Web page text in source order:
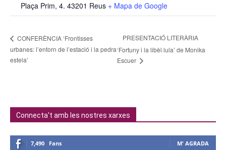
Plaça Prim, 4. 43201 Reus + Mapa de Google
CONFERÈNCIA ‘Frontisses
urbanes: l’entorn de l’estació i la pedra
estela’
PRESENTACIÓ LITERÀRIA
‘Fortuny i la libèl·lula’ de Monika
Escuer
Connecta't amb les nostres xarxes
7,490 Fans M' AGRADA